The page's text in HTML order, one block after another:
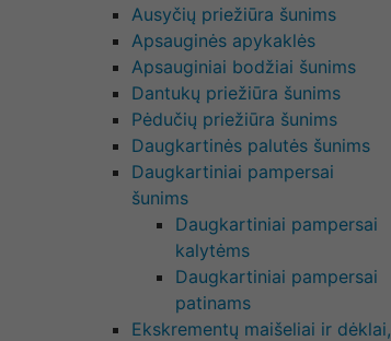
Ausyčių priežiūra šunims
Apsauginės apykaklės
Apsauginiai bodžiai šunims
Dantukų priežiūra šunims
Pėdučių priežiūra šunims
Daugkartinės palutės šunims
Daugkartiniai pampersai
šunims
Daugkartiniai pampersai
kalytėms
Daugkartiniai pampersai
patinams
Ekskrementų maišeliai ir dėklai,